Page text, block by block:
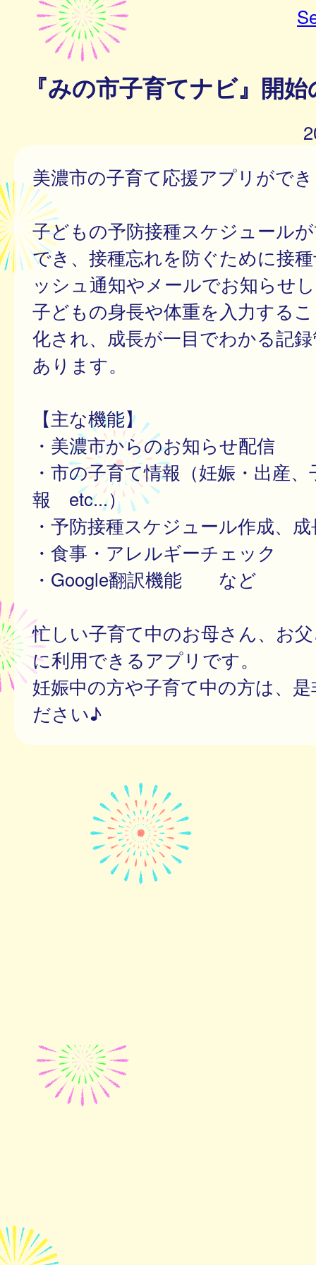
『みの市子育てナビ』開
美濃市の子育て応援アプリがで
子どもの予防接種スケジュール
でき、接種忘れを防ぐために接
ッシュ通知やメールでお知らせ
子どもの身長や体重を入力する
化され、成長が一目でわかる記
あります。
【主な機能】
・美濃市からのお知らせ配信
・市の子育て情報（妊娠・出産
報 etc...）
・予防接種スケジュール作成、
・食事・アレルギーチェック
・Google翻訳機能 など
忙しい子育て中のお母さん、お
に利用できるアプリです。
妊娠中の方や子育て中の方は、
ださい♪